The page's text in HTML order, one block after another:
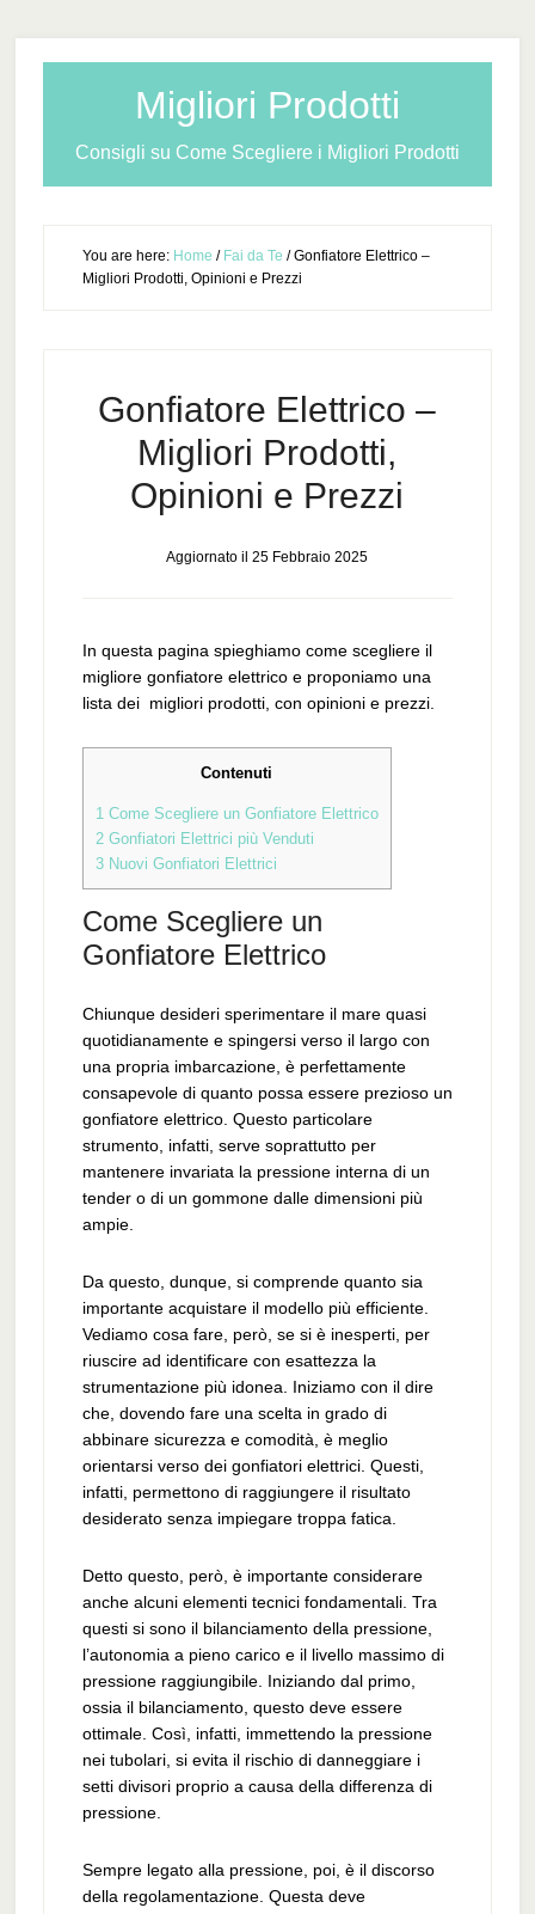
Migliori Prodotti
Consigli su Come Scegliere i Migliori Prodotti
You are here: Home / Fai da Te /Gonfiatore Elettrico –
Migliori Prodotti, Opinioni e Prezzi
Gonfiatore Elettrico –
Migliori Prodotti,
Opinioni e Prezzi
Aggiornato il25 Febbraio 2025
In questa pagina spieghiamo come scegliere il
migliore gonfiatore elettrico e proponiamo una
lista dei migliori prodotti, con opinioni e prezzi.
Contenuti
1Come Scegliere un Gonfiatore Elettrico
2Gonfiatori Elettrici più Venduti
3Nuovi Gonfiatori Elettrici
Come Scegliere un
Gonfiatore Elettrico
Chiunque desideri sperimentare il mare quasi
quotidianamente e spingersi verso il largo con
una propria imbarcazione, è perfettamente
consapevole di quanto possa essere prezioso un
gonfiatore elettrico. Questo particolare
strumento, infatti, serve soprattutto per
mantenere invariata la pressione interna di un
tender o di un gommone dalle dimensioni più
ampie.
Da questo, dunque, si comprende quanto sia
importante acquistare il modello più efficiente.
Vediamo cosa fare, però, se si è inesperti, per
riuscire ad identificare con esattezza la
strumentazione più idonea. Iniziamo con il dire
che, dovendo fare una scelta in grado di
abbinare sicurezza e comodità, è meglio
orientarsi verso dei gonfiatori elettrici. Questi,
infatti, permettono di raggiungere il risultato
desiderato senza impiegare troppa fatica.
Detto questo, però, è importante considerare
anche alcuni elementi tecnici fondamentali. Tra
questi si sono il bilanciamento della pressione,
l’autonomia a pieno carico e il livello massimo di
pressione raggiungibile. Iniziando dal primo,
ossia il bilanciamento, questo deve essere
ottimale. Così, infatti, immettendo la pressione
nei tubolari, si evita il rischio di danneggiare i
setti divisori proprio a causa della differenza di
pressione.
Sempre legato alla pressione, poi, è il discorso
della regolamentazione. Questa deve